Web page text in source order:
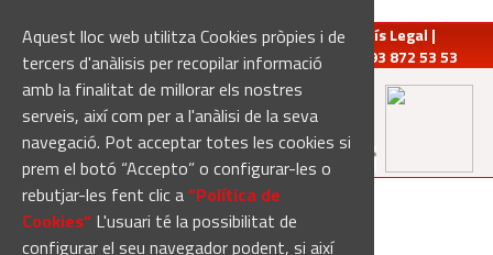
Aquest lloc web utilitza Cookies pròpies i de
tercers d'anàlisis per recopilar informació
amb la finalitat de millorar els nostres
serveis, així com per a l'anàlisi de la seva
navegació. Pot acceptar totes les cookies si
prem el botó “Accepto” o configurar-les o
rebutjar-les fent clic a“Política de
Cookies“ L'usuari té la possibilitat de
configurar el seu navegador podent, si així
redaccio@manresadiari.cat|Qui som Avís Legal |
Pompeu Fabra, 7-13, 08240-Manresa | Tel.: 93 872 53 53
Altres mitjans del grup:
[Web creada perDuma Interactiva